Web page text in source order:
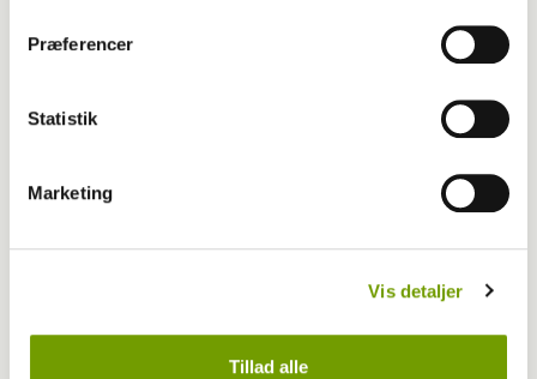
Præferencer
Statistik
Marketing
Vis detaljer
Tillad alle